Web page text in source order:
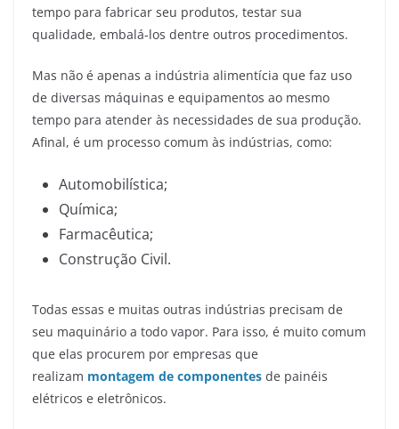
tempo para fabricar seu produtos, testar sua
qualidade, embalá-los dentre outros procedimentos.
Mas não é apenas a indústria alimentícia que faz uso
de diversas máquinas e equipamentos ao mesmo
tempo para atender às necessidades de sua produção.
Afinal, é um processo comum às indústrias, como:
Automobilística;
Química;
Farmacêutica;
Construção Civil.
Todas essas e muitas outras indústrias precisam de
seu maquinário a todo vapor. Para isso, é muito comum
que elas procurem por empresas que
realizam montagem de componentes de painéis
elétricos e eletrônicos.